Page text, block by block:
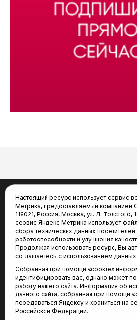
Новости
Статьи
Видео
Фото
Виды спорта
«Спортивный меридиан»
Архив
Настоящий ресурс использует сервис
Метрика, предоставляемый
119021, Россия, Москва, ул. Л.
сервис Яндекс Метрика использует
сбора технических данных
работоспособности и улучшения
Продолжая использовать ресурс, Вы
соглашаетесь с использованием данных
Собранная при помощи «cookie»
идентифицировать вас, однако может
работу нашего сайта. Информация об
данного сайта, собранная при помощи
передаваться Яндексу и храниться на
Российской Федерации.